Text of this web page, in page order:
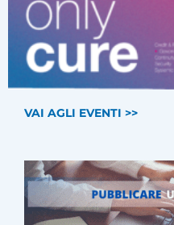
VAI AGLI EVENTI >>